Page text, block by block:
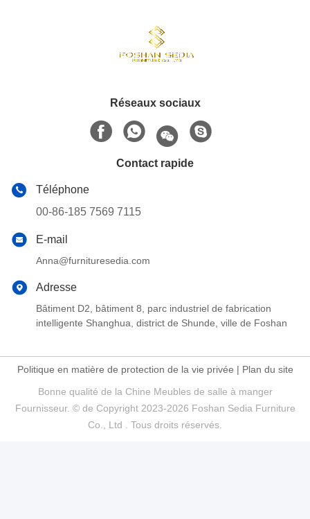
Réseaux sociaux
Contact rapide
Téléphone
00-86-185 7569 7115
E-mail
Anna@furnituresedia.com
Adresse
Bâtiment D2, bâtiment 8, parc industriel de fabrication
intelligente Shanghua, district de Shunde, ville de Foshan
Politique en matière de protection de la vie privée | Plan du site
Bonne qualité de la Chine Meubles de salle à manger
Fournisseur. © de Copyright 2023-2026 Foshan Sedia Furniture
Co., Ltd . Tous droits réservés.